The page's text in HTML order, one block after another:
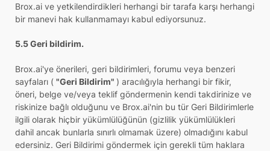
Brox.ai ve yetkilendirdikleri herhangi bir tarafa karşı herhangi
bir manevi hak kullanmamayı kabul ediyorsunuz.
5.5 Geri bildirim.
Brox.ai'ye önerileri, geri bildirimleri, forumu veya benzeri
sayfaları ("Geri Bildirim" ) aracılığıyla herhangi bir fikir,
öneri, belge ve/veya teklif göndermenin kendi takdirinize ve
riskinize bağlı olduğunu ve Brox.ai'nin bu tür Geri Bildirimlerle
ilgili olarak hiçbir yükümlülüğünün (gizlilik yükümlülükleri
dahil ancak bunlarla sınırlı olmamak üzere) olmadığını kabul
edersiniz. Geri Bildirimi göndermek için gerekli tüm haklara